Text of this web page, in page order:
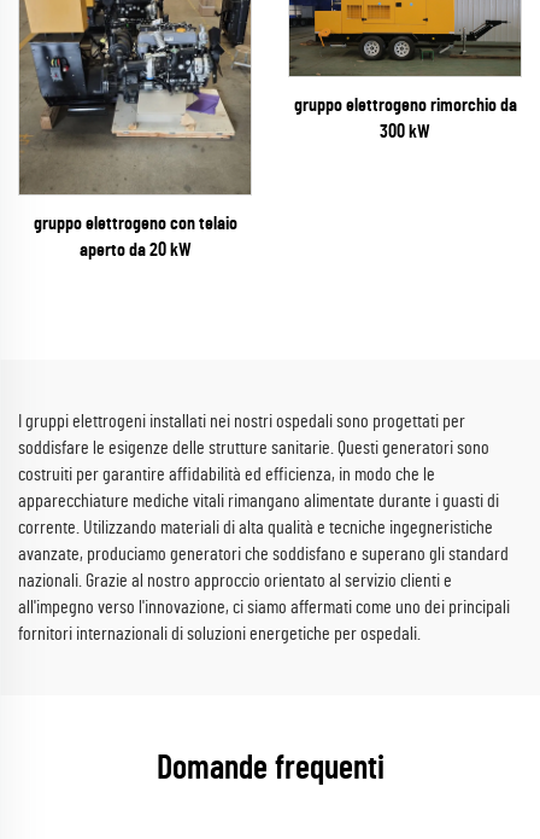
gruppo elettrogeno con telaio
aperto da 20 kW
gruppo elettrogeno rimorchio da
300 kW
I gruppi elettrogeni installati nei nostri ospedali sono progettati per
soddisfare le esigenze delle strutture sanitarie. Questi generatori sono
costruiti per garantire affidabilità ed efficienza, in modo che le
apparecchiature mediche vitali rimangano alimentate durante i guasti di
corrente. Utilizzando materiali di alta qualità e tecniche ingegneristiche
avanzate, produciamo generatori che soddisfano e superano gli standard
nazionali. Grazie al nostro approccio orientato al servizio clienti e
all'impegno verso l'innovazione, ci siamo affermati come uno dei principali
fornitori internazionali di soluzioni energetiche per ospedali.
Domande frequenti